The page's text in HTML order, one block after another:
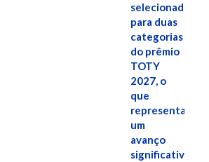
selecionado
para duas
categorias
do prêmio
TOTY
2027, o
que
representa
um
avanço
significativo